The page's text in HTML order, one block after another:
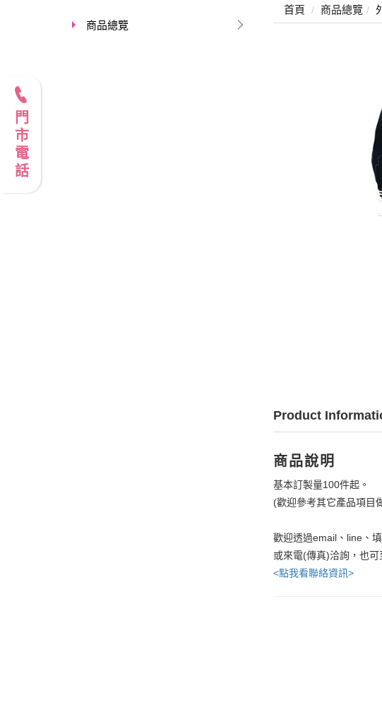
商品總覽
首頁 商品總覽
Product
商品說明
基本訂製量100件起。
(歡迎參考其它產品項目
歡迎透過email、line、
或來電(傳真)洽詢，也可
<點我看聯絡資訊>
門市電話